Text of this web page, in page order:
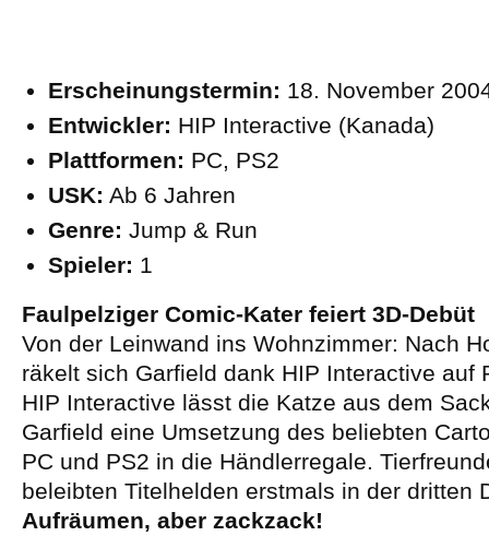
Erscheinungstermin: 18. November
Entwickler: HIP Interactive (Kanada)
Plattformen: PC, PS2
USK: Ab 6 Jahren
Genre: Jump & Run
Spieler: 1
Faulpelziger Comic-Kater feiert 3D-Debüt
Von der Leinwand ins Wohnzimmer: Nach
räkelt sich Garfield dank HIP Interactive auf
HIP Interactive lässt die Katze aus dem
Garfield eine Umsetzung des beliebten
PC und PS2 in die Händlerregale.
beleibten Titelhelden erstmals in der dritten
Aufräumen, aber zackzack!